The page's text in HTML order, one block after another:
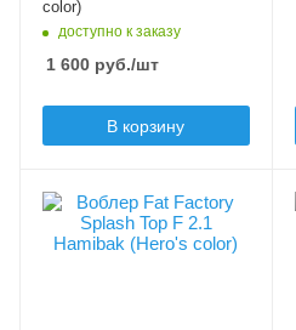
Вес приманки, гр
1.7
Плавучесть
floating (F)
color)
доступно к заказу
1 600 руб./шт
В корзину
Цвет приманки
Hamibak (Hero's
color)